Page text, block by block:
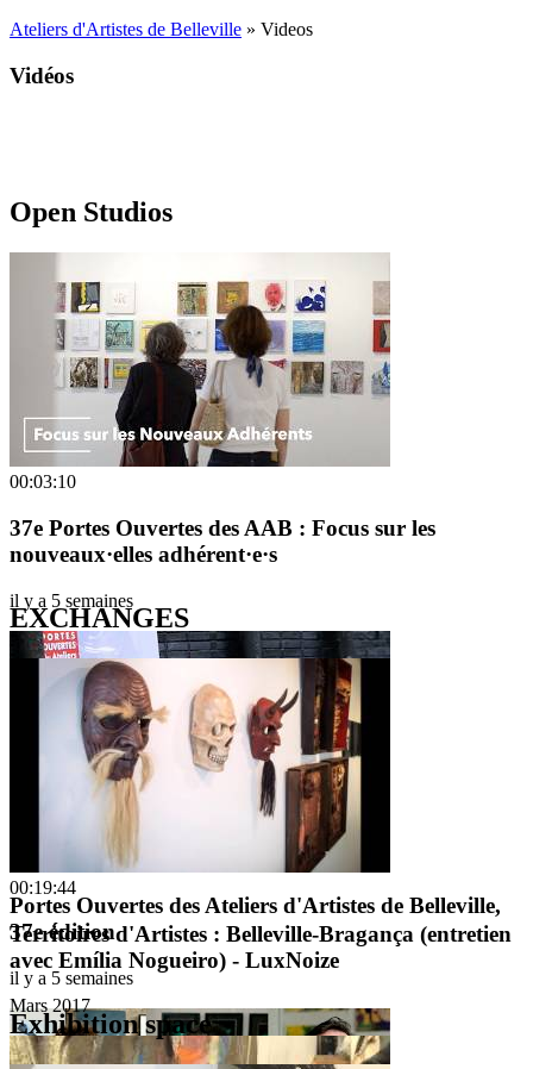
Ateliers d'Artistes de Belleville » Videos
Vidéos
Open Studios
00:03:10
37e Portes Ouvertes des AAB : Focus sur les
nouveaux·elles adhérent·e·s
il y a 5 semaines
Portes Ouvertes des Ateliers d'Artistes de Belleville,
37e édition
il y a 5 semaines
EXCHANGES
00:19:44
Territoires d'Artistes : Belleville-Bragança (entretien
avec Emília Nogueiro) - LuxNoize
Mars 2017
Exhibition space